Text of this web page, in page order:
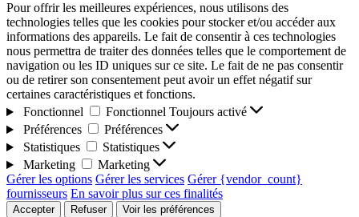
Pour offrir les meilleures expériences, nous utilisons des
technologies telles que les cookies pour stocker et/ou accéder aux
informations des appareils. Le fait de consentir à ces technologies
nous permettra de traiter des données telles que le comportement de
navigation ou les ID uniques sur ce site. Le fait de ne pas consentir
ou de retirer son consentement peut avoir un effet négatif sur
certaines caractéristiques et fonctions.
Fonctionnel
Fonctionnel Toujours activé
Préférences
Préférences
Statistiques
Statistiques
Marketing
Marketing
Gérer les options Gérer les services Gérer {vendor_count}
fournisseurs En savoir plus sur ces finalités
Accepter Refuser
Voir les préférences